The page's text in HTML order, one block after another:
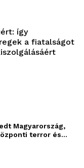
így
a fiatalságot
Magyarország,
terror és...